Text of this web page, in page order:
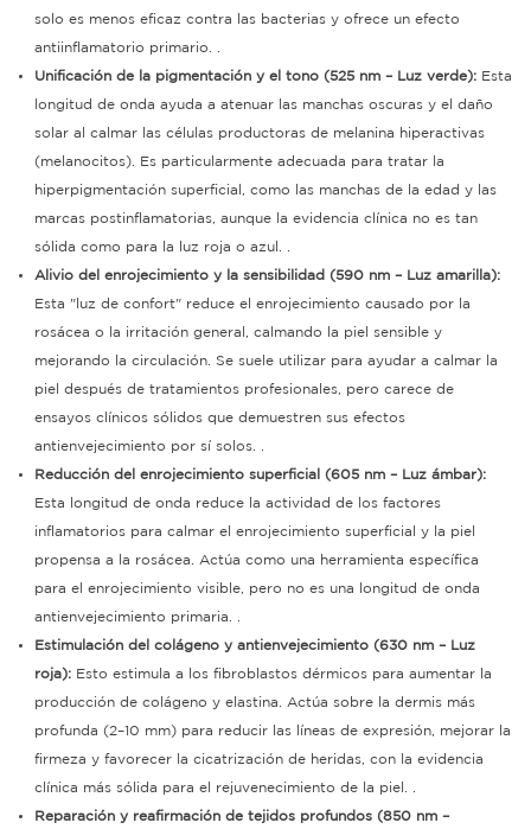
solo es menos eficaz contra las bacterias y ofrece un efecto
antiinflamatorio primario. .
Unificación de la pigmentación y el tono (525 nm – Luz verde): Esta
longitud de onda ayuda a atenuar las manchas oscuras y el daño
solar al calmar las células productoras de melanina hiperactivas
(melanocitos). Es particularmente adecuada para tratar la
hiperpigmentación superficial, como las manchas de la edad y las
marcas postinflamatorias, aunque la evidencia clínica no es tan
sólida como para la luz roja o azul. .
Alivio del enrojecimiento y la sensibilidad (590 nm – Luz amarilla):
Esta "luz de confort" reduce el enrojecimiento causado por la
rosácea o la irritación general, calmando la piel sensible y
mejorando la circulación. Se suele utilizar para ayudar a calmar la
piel después de tratamientos profesionales, pero carece de
ensayos clínicos sólidos que demuestren sus efectos
antienvejecimiento por sí solos. .
Reducción del enrojecimiento superficial (605 nm – Luz ámbar):
Esta longitud de onda reduce la actividad de los factores
inflamatorios para calmar el enrojecimiento superficial y la piel
propensa a la rosácea. Actúa como una herramienta específica
para el enrojecimiento visible, pero no es una longitud de onda
antienvejecimiento primaria. .
Estimulación del colágeno y antienvejecimiento (630 nm – Luz
roja): Esto estimula a los fibroblastos dérmicos para aumentar la
producción de colágeno y elastina. Actúa sobre la dermis más
profunda (2–10 mm) para reducir las líneas de expresión, mejorar la
firmeza y favorecer la cicatrización de heridas, con la evidencia
clínica más sólida para el rejuvenecimiento de la piel. .
Reparación y reafirmación de tejidos profundos (850 nm –